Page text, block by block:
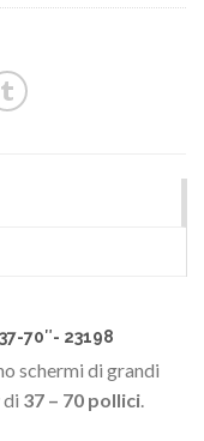
70″- 23198
schermi di grandi
di 37 – 70 pollici.